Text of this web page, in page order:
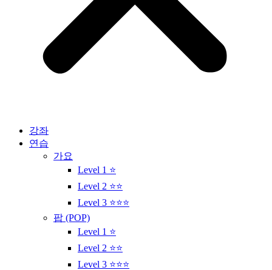
강좌
연습
가요
Level 1 ⭐
Level 2 ⭐⭐
Level 3 ⭐⭐⭐
팝 (POP)
Level 1 ⭐
Level 2 ⭐⭐
Level 3 ⭐⭐⭐